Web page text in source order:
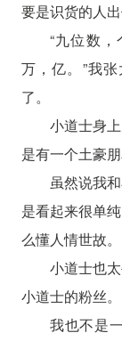
要是识货的人
“九位数
万，亿。”我
了。
小道士身
是有一个土豪朋
虽然说我
是看起来很单
么懂人情世故。
小道士也
小道士的粉丝。
我也不是